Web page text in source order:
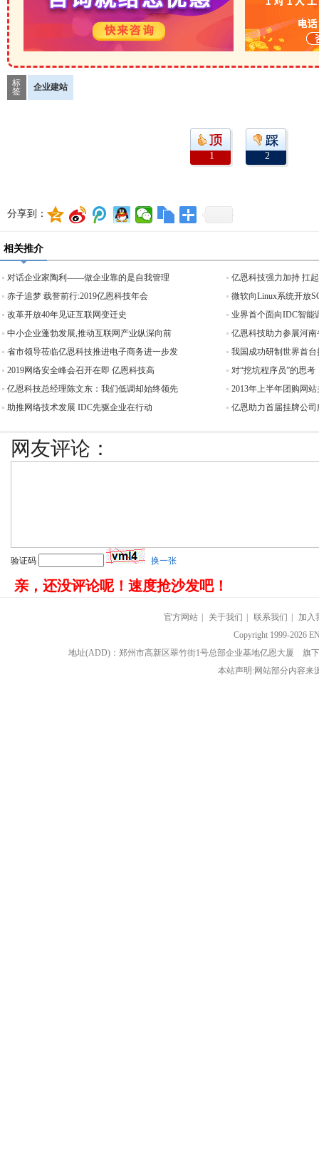
标
签
企业建站
1 2
分享到：
相关推介
对话企业家陶利——做企业靠的是自我管理
赤子追梦 载誉前行:2019亿恩科技年会
改革开放40年见证互联网变迁史
中小企业蓬勃发展,推动互联网产业纵深向前
省市领导莅临亿恩科技推进电子商务进一步发
2019网络安全峰会召开在即 亿恩科技高
亿恩科技总经理陈文东：我们低调却始终领先
助推网络技术发展 IDC先驱企业在行动
亿恩科技强力加持 扛
微软向Linux系统开放
业界首个面向IDC智能
亿恩科技助力参展河
我国成功研制世界首
对“挖坑程序员”的思考
2013年上半年团购网站
亿恩助力首届挂牌公司
网友评论：
验证码 换一张
亲，还没评论呢！速度抢沙发吧！
官方网站 关于我们 联系我们
加入
Copyright 1999-2026
地址(ADD)：郑州市高新区翠竹街1号总部企业基地亿恩大厦 旗
本站声明:网站部分内容来